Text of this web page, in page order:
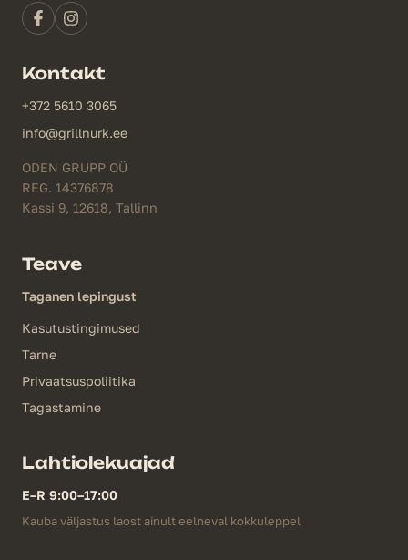
Kontakt
+372 5610 3065
info@grillnurk.ee
ODEN GRUPP OÜ
REG. 14376878
Kassi 9, 12618, Tallinn
Teave
Taganen lepingust
Kasutustingimused
Tarne
Privaatsuspoliitika
Tagastamine
Lahtiolekuajad
E–R 9:00–17:00
Kauba väljastus laost ainult eelneval kokkuleppel